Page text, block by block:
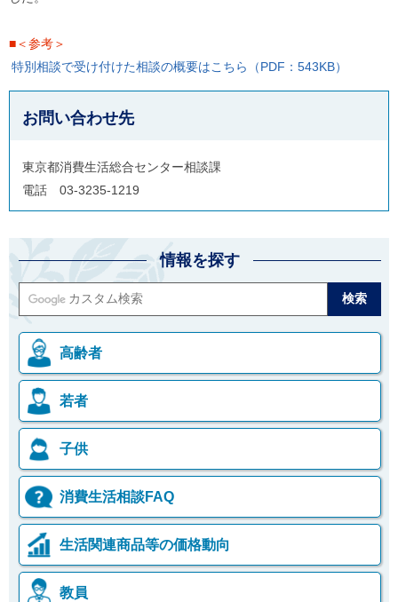
■＜参考＞
特別相談で受け付けた相談の概要はこちら（PDF：543KB）
お問い合わせ先
東京都消費生活総合センター相談課
電話 03-3235-1219
情報を探す
高齢者
若者
子供
消費生活相談FAQ
生活関連商品等の価格動向
教員